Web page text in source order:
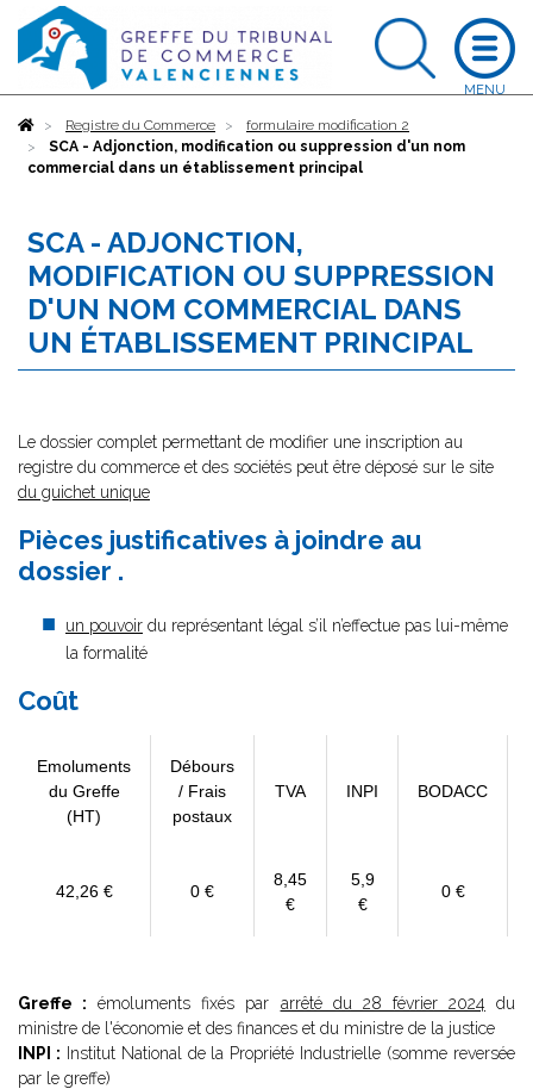
AccueilRegistre du Commerce
formulaire modification 2
SCA - Adjonction, modification ou suppression d'un nom
commercial dans un établissement principal
SCA - ADJONCTION,
MODIFICATION OU SUPPRESSION
D'UN NOM COMMERCIAL DANS
UN ÉTABLISSEMENT PRINCIPAL
Le dossier complet permettant de modifier une inscription au
registre du commerce et des sociétés peut être déposé sur le site
du guichet unique
Pièces justificatives à joindre au
dossier .
un pouvoir du représentant légal s’il n’effectue pas lui-même
la formalité
Coût
Emoluments
du Greffe
(HT)
Débours
/ Frais
postaux
TVA INPI BODACC
42,26 € 0 €
8,45
€
5,9
€
0 €
Greffe : émoluments fixés par arrêté du 28 février 2024 du
ministre de l'économie et des finances et du ministre de la justice
INPI : Institut National de la Propriété Industrielle (somme reversée
par le greffe)